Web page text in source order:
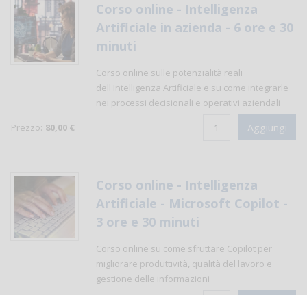
Corso online - Intelligenza
Artificiale in azienda - 6 ore e 30
minuti
Corso online sulle potenzialità reali
dell'Intelligenza Artificiale e su come integrarle
nei processi decisionali e operativi aziendali
Prezzo: 80,00 €
Corso online - Intelligenza
Artificiale - Microsoft Copilot -
3 ore e 30 minuti
Corso online su come sfruttare Copilot per
migliorare produttività, qualità del lavoro e
gestione delle informazioni